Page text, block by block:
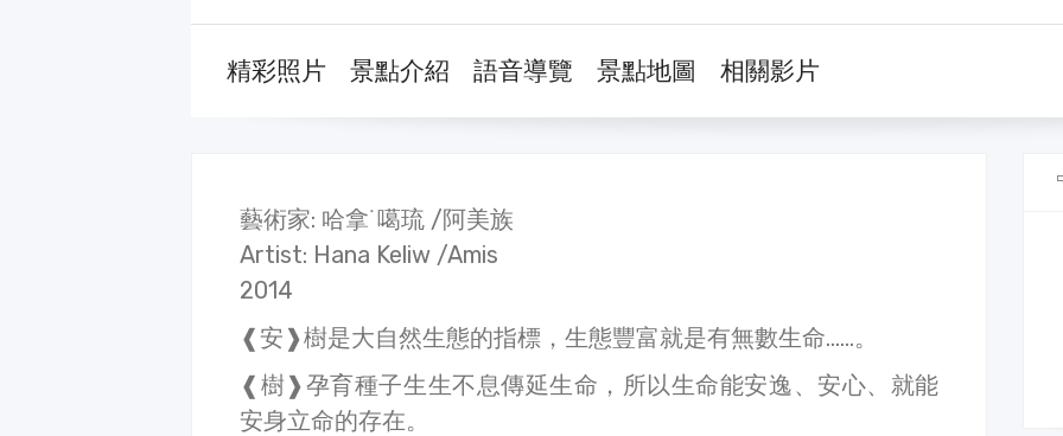
精彩照片 景點介紹 語音導覽 景點地圖 相關影片
藝術家: 哈拿˙噶琉 /阿美族
Artist: Hana Keliw /Amis
2014
❰安❱樹是大自然生態的指標，生態豐富就是有無數生命……。
❰樹❱孕育種子生生不息傳延生命，所以生命能安逸、安心、就能
安身立命的存在。